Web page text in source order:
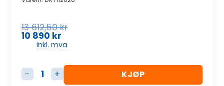
13 612,50krOpprinnelig
var:
kr.
10 890 kr
Nåværende
10
890
inkl. mva
Adapter S50 til SMS/EURO antall
KJØP